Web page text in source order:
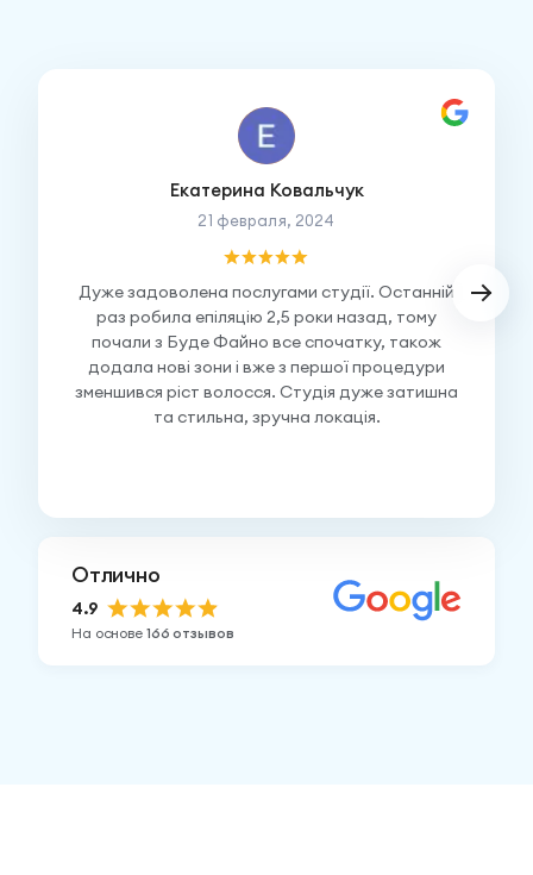
Отлично
4.9
На основе 166 отзывов
Екатерина Ковальчук
21 февраля, 2024
Дуже задоволена послугами студії. Останній
раз робила епіляцію 2,5 роки назад, тому
почали з Буде Файно все спочатку, також
додала нові зони і вже з першої процедури
зменшився ріст волосся. Студія дуже затишна
та стильна, зручна локація.